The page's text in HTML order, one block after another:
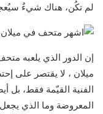
لم تكُن، هناك شيءٌ
إن الدور الذي يلعبه
ميلان ، لا يقتصر على
الفنية القيّمة فقط، بل
المعروضة وما الذي